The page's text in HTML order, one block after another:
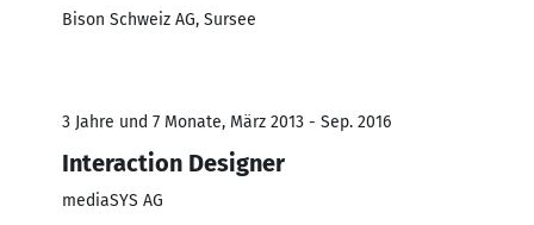
Bison Schweiz AG, Sursee
3 Jahre und 7 Monate, März 2013 - Sep. 2016
Interaction Designer
mediaSYS AG